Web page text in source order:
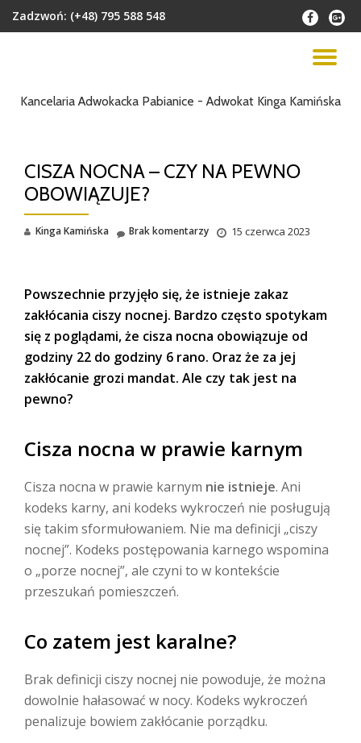
Zadzwoń: (+48) 795 588 548
fa-
facebook
fa-
plus-
Kancelaria Adwokacka Pabianice - Adwokat Kinga Kamińska
CISZA NOCNA – CZY NA PEWNO
OBOWIĄZUJE?
Kinga Kamińska 15 czerwca 2023
Brak komentarzy
Powszechnie przyjęło się, że istnieje zakaz
zakłócania ciszy nocnej. Bardzo często spotykam
się z poglądami, że cisza nocna obowiązuje od
godziny 22 do godziny 6 rano. Oraz że za jej
zakłócanie grozi mandat. Ale czy tak jest na
pewno?
Cisza nocna w prawie karnym
Cisza nocna w prawie karnym nie istnieje. Ani
kodeks karny, ani kodeks wykroczeń nie posługują
się takim sformułowaniem. Nie ma definicji „ciszy
nocnej”. Kodeks postępowania karnego wspomina
o „porze nocnej”, ale czyni to w kontekście
przeszukań pomieszczeń.
Co zatem jest karalne?
Brak definicji ciszy nocnej nie powoduje, że można
dowolnie hałasować w nocy. Kodeks wykroczeń
penalizuje bowiem zakłócanie porządku.